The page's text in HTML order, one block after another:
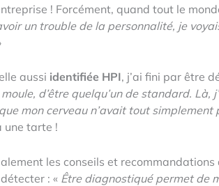
! Forcément, quand tout le
un trouble de la personnalité, je
aussi identifiée HPI, j’ai fini par être
d’être quelqu’un de standard.
mon cerveau n’avait tout simplement
une tarte !
les conseils et
: « Être diagnostiqué permet de